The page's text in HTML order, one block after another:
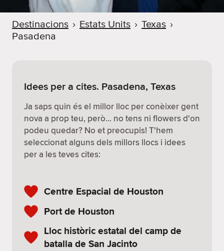
Destinacions › Estats Units › Texas ›
Pasadena
Idees per a cites. Pasadena, Texas
Ja saps quin és el millor lloc per conèixer gent
nova a prop teu, però… no tens ni flowers d'on
podeu quedar? No et preocupis! T'hem
seleccionat alguns dels millors llocs i idees
per a les teves cites:
Centre Espacial de Houston
Port de Houston
Lloc històric estatal del camp de
batalla de San Jacinto